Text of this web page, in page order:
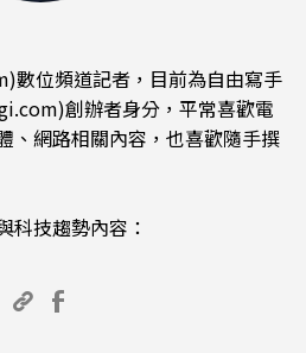
數位頻道記者，目前為自由寫手
創辦者身分，平常喜歡電
、網路相關內容，也喜歡隨手撰
科技趨勢內容：